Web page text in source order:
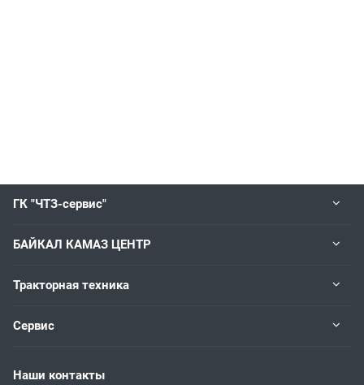
ГК "ЧТЗ-сервис"
БАЙКАЛ КАМАЗ ЦЕНТР
Тракторная техника
Сервис
Наши контакты